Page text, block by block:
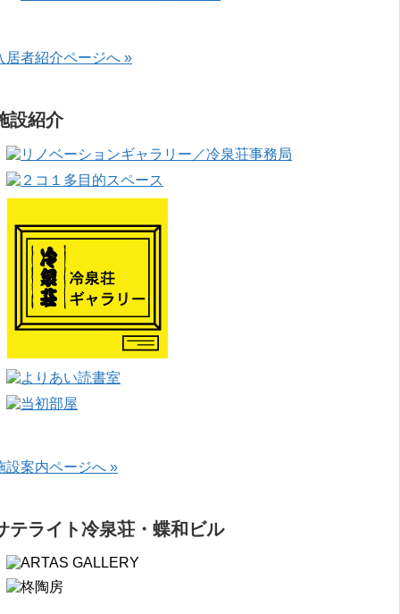
居者紹介ページへ »
設紹介
設案内ページへ »
テライト冷泉荘・蝶和ビル